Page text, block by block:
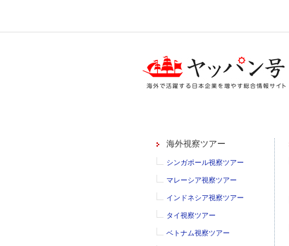
海外視察ツアー
シンガポール視察ツアー
マレーシア視察ツアー
インドネシア視察ツアー
タイ視察ツアー
ベトナム視察ツアー